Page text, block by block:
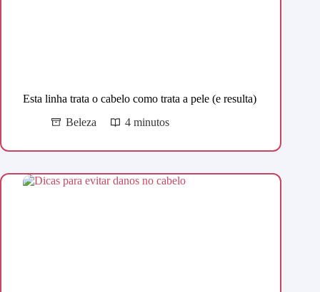
Esta linha trata o cabelo como trata a pele (e resulta)
Beleza
4 minutos